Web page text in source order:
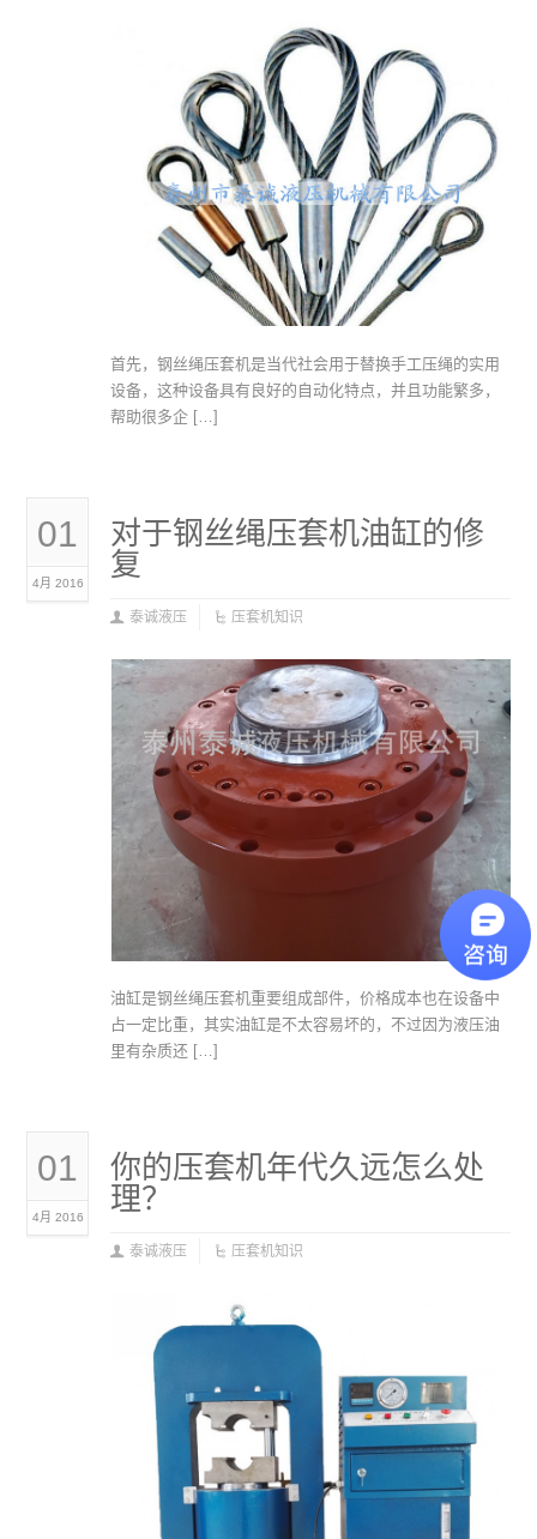
首先，钢丝绳压套机是当代社会用于替换手工压绳的实用
设备，这种设备具有良好的自动化特点，并且功能繁多，
帮助很多企 […]
01
4月 2016
对于钢丝绳压套机油缸的修
复
泰诚液压 压套机知识
油缸是钢丝绳压套机重要组成部件，价格成本也在设备中
占一定比重，其实油缸是不太容易坏的，不过因为液压油
里有杂质还 […]
01
4月 2016
你的压套机年代久远怎么处
理？
泰诚液压 压套机知识